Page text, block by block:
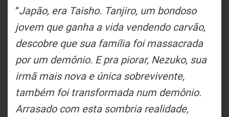
“Japão, era Taisho. Tanjiro, um bondoso
jovem que ganha a vida vendendo carvão,
descobre que sua família foi massacrada
por um demônio. E pra piorar, Nezuko, sua
irmã mais nova e única sobrevivente,
também foi transformada num demônio.
Arrasado com esta sombria realidade,